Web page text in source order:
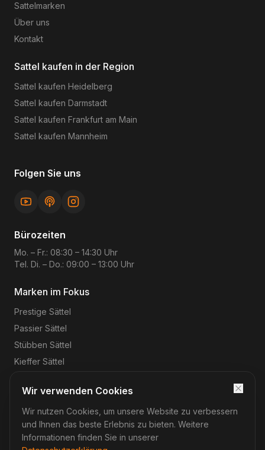
Sattelmarken
Über uns
Kontakt
Sattel kaufen in der Region
Sattel kaufen Heidelberg
Sattel kaufen Darmstadt
Sattel kaufen Frankfurt am Main
Sattel kaufen Mannheim
Folgen Sie uns
Bürozeiten
Mo. – Fr.: 08:30 – 14:30 Uhr
Tel. Di. – Do.: 09:00 – 13:00 Uhr
Marken im Fokus
Prestige Sättel
Passier Sättel
Stübben Sättel
Kieffer Sättel
©2026 Reitsport-Rheinmain – Magnus Wehrheim. Alle
Rechte vorbehalten.
Impressum DatenschutzAGB
Wir verwenden Cookies
Wir nutzen Cookies, um unsere Website zu verbessern
und Ihnen das beste Erlebnis zu bieten. Weitere
Informationen finden Sie in unserer